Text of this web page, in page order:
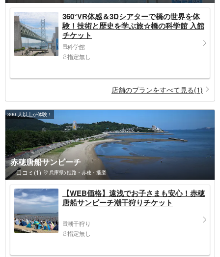
360°VR体感＆3Dシアターで橋の世界を体
験！技術と歴史を学ぶ旅☆橋の科学館 入館
チケット
科学館
指定無し
店舗のプランをすべて見る(1)
300 人以上が体験！
赤穂唐船サンビーチ
口コミ(1) 兵庫県>姫路・赤穂・播磨
【WEB価格】遠浅でお子さまも安心！赤穂
唐船サンビーチ潮干狩りチケット
潮干狩り
指定無し